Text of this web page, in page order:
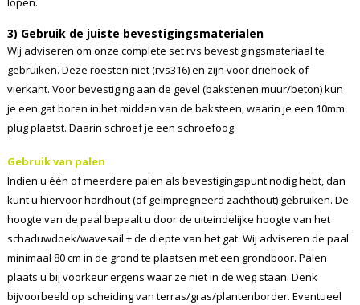
3) Gebruik de juiste bevestigingsmaterialen
Wij adviseren om onze complete set rvs bevestigingsmateriaal te
gebruiken. Deze roesten niet (rvs316) en zijn voor driehoek of
vierkant. Voor bevestiging aan de gevel (bakstenen muur/beton) kun
je een gat boren in het midden van de baksteen, waarin je een 10mm
plug plaatst. Daarin schroef je een schroefoog.
Gebruik van palen
Indien u één of meerdere palen als bevestigingspunt nodig hebt, dan
kunt u hiervoor hardhout (of geïmpregneerd zachthout) gebruiken. De
hoogte van de paal bepaalt u door de uiteindelijke hoogte van het
schaduwdoek/wavesail + de diepte van het gat. Wij adviseren de paal
minimaal 80 cm in de grond te plaatsen met een grondboor. Palen
plaats u bij voorkeur ergens waar ze niet in de weg staan. Denk
bijvoorbeeld op scheiding van terras/gras/plantenborder. Eventueel